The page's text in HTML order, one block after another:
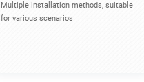
Multiple installation methods, suitable
for various scenarios